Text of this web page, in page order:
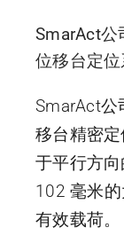
SmarAct公
位移台定
SmarAct公
移台精密定
于平行方
102 毫米
有效载荷。